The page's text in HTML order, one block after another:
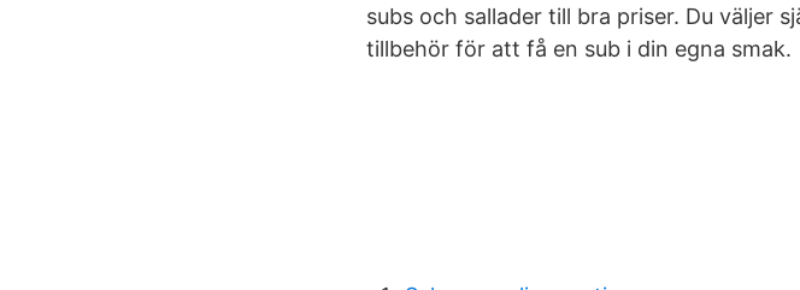
subs och sallader till bra priser. Du väljer
tillbehör för att få en sub i din egna smak.